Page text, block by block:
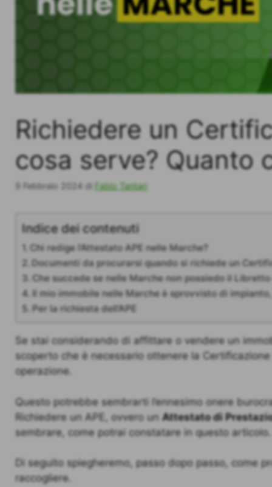
Richiedere un
cosa serve? Quanto
9 Febbraio 2024 di Fabio Tantari
Indice dei contenuti
Chi redige l’Attestato APE nelle Marche?
Documenti da procurarsi quando si richiede un
Che succede se nelle Marche non possiedo il Libretto
Il mio immobile nelle Marche è sprovvisto di
Per la richiesta dell’APE
Se stai considerando di affittare o vendere un
scoperto che è necessario ottenere la
operazione.
Questo potrebbe sembrarti l’ennesimo onere
Richiedere un APE, ovvero un Attestato di
sembrare, come potrai constatare in questo articolo.
Di seguito spiegheremo, passo dopo passo, come
raccogliere.